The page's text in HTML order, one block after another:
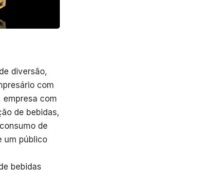
diversão,
com
empresa com
de bebidas,
de
um público
bebidas